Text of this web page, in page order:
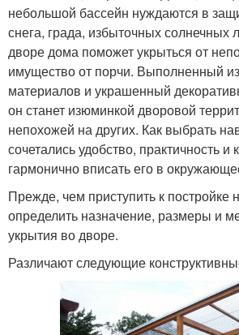
небольшой бассейн нуждаются в
снега, града, избыточных солнечных
дворе дома поможет укрыться от
имущество от порчи. Выполненный
материалов и украшенный
он станет изюминкой дворовой
непохожей на других. Как выбрать
сочетались удобство, практичность и
гармонично вписать его в
Прежде, чем приступить к постройке
определить назначение, размеры и
укрытия во дворе.
Различают следующие